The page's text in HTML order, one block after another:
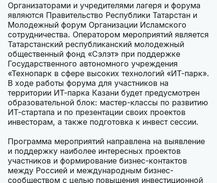
Организаторами и учредителями лагеря и форума
являются Правительство Республики Татарстан и
Молодежный форум Организации Исламского
сотрудничества. Оператором мероприятий является
Татарстанский республиканский молодежный
общественный фонд «Сэлэт» при поддержке
Государственного автономного учреждения
«Технопарк в сфере высоких технологий «ИТ-парк».
В ходе работы форума для участников на
территории ИТ-парка Казани будет предусмотрен
образовательной блок: мастер-классы по развитию
ИТ-стартапа и по презентации своих проектов
инвесторам, а также подготовка к инвест сессии.
Программа мероприятий направлена на выявление
и поддержку наиболее интересных проектов
участников и формирование бизнес-контактов
между Россией и международным бизнес-
сообществом с целью повышения инвестиционной